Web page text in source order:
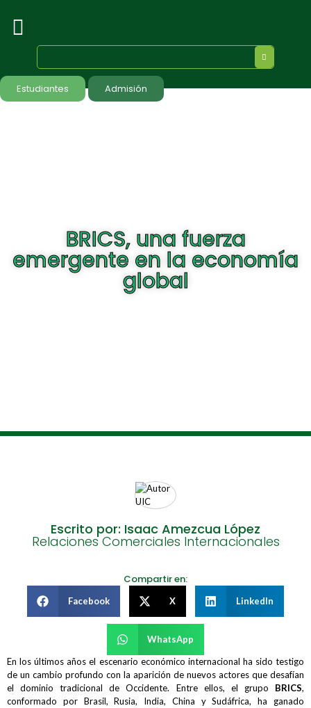
Estudiantes Admisión
BRICS, una fuerza
emergente en la economía
global
Escrito por: Isaac Amezcua López
Relaciones Comerciales Internacionales
Compartir en:
Facebook X LinkedIn
WhatsApp
En los últimos años el escenario económico internacional ha sido testigo
de un cambio profundo con la aparición de nuevos actores que desafían
el dominio tradicional de Occidente. Entre ellos, el grupo BRICS,
conformado por Brasil, Rusia, India, China y Sudáfrica, ha ganado